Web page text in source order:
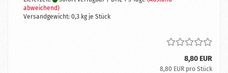
abweichend)
Versandgewicht: 0,3 kg je Stück
8,80 EUR
8,80 EUR pro Stück